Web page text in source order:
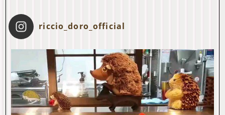
riccio_doro_official